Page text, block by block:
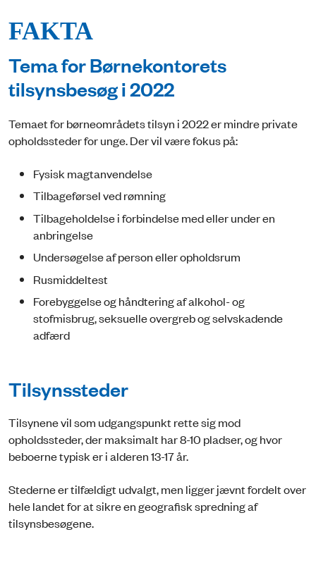
FAKTA
Tema for Børnekontorets
tilsynsbesøg i 2022
Temaet for børneområdets tilsyn i 2022 er mindre private
opholdssteder for unge. Der vil være fokus på:
Fysisk magtanvendelse
Tilbageførsel ved rømning
Tilbageholdelse i forbindelse med eller under en
anbringelse
Undersøgelse af person eller opholdsrum
Rusmiddeltest
Forebyggelse og håndtering af alkohol- og
stofmisbrug, seksuelle overgreb og selvskadende
adfærd
Tilsynssteder
Tilsynene vil som udgangspunkt rette sig mod
opholdssteder, der maksimalt har 8-10 pladser, og hvor
beboerne typisk er i alderen 13-17 år.
Stederne er tilfældigt udvalgt, men ligger jævnt fordelt over
hele landet for at sikre en geografisk spredning af
tilsynsbesøgene.